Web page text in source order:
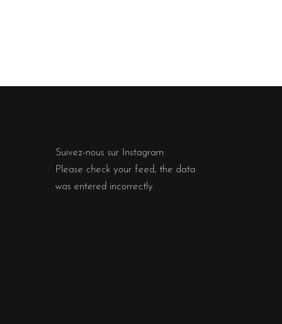
Suivez-nous sur Instagram
Please check your feed, the data
was entered incorrectly.